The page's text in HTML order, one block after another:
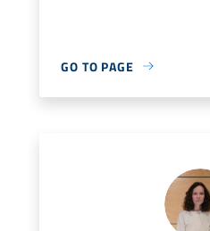
GO TO PAGE